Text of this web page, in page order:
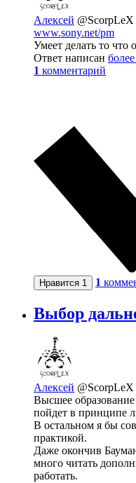
Алексей @ScorpLeX
www.sony.net/pm
Умеет делать то что
Ответ написан
1 комментарий
Нравится 1 1
Выбор
Алексей @ScorpLeX
Высшее
пойдет в принципе
В остальном я бы
практикой.
Даже окончив
много читать
работать.